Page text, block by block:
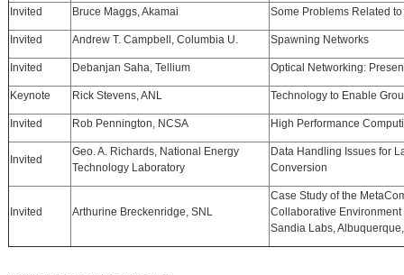
Invited Bruce Maggs, Akamai Some Problems Related
Invited Andrew T. Campbell, Columbia U. Spawning Networks
Invited Debanjan Saha, Tellium Optical Networking:
Keynote Rick Stevens, ANL Technology to Enable
Invited Rob Pennington, NCSA High Performance
Invited
Geo. A. Richards, National Energy
Technology Laboratory
Data Handling Issues for
Conversion
Invited Arthurine Breckenridge, SNL
Case Study of the
Collaborative Environment
Sandia Labs,